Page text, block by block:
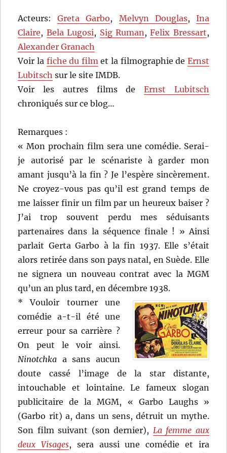
Acteurs:Greta Garbo, Melvyn Douglas, Ina
Claire, Bela Lugosi, Sig Ruman,Felix Bressart,
Alexander Granach
Voir la fiche du filmet la filmographie de Ernst
Lubitsch sur le site IMDB.
Voir les autres films de Ernst Lubitsch
chroniqués sur ce blog…
Remarques :
« Mon prochain film sera une comédie. Serai-
je autorisé par le scénariste à garder mon
amant jusqu’à la fin ? Je l’espère sincèrement.
Ne croyez-vous pas qu’il est grand temps de
me laisser finir un film par un heureux baiser ?
J’ai trop souvent perdu mes séduisants
partenaires dans la séquence finale ! » Ainsi
parlait Gerta Garbo à la fin 1937. Elle s’était
alors retirée dans son pays natal, en Suède. Elle
ne signera un nouveau contrat avec la MGM
qu’un an plus tard, en décembre 1938.
* Vouloir tourner une
comédie a-t-il été une
erreur pour sa carrière ?
On peut le voir ainsi.
Ninotchka a sans aucun
doute cassé l’image de la star distante,
intouchable et lointaine. Le fameux slogan
publicitaire de la MGM, « Garbo Laughs »
(Garbo rit) a, dans un sens, détruit un mythe.
Son film suivant (son dernier), La femme aux
deux Visages, sera aussi une comédie et ira